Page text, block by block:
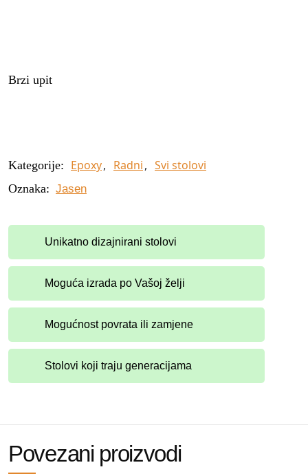
Brzi upit
Kategorije: Epoxy, Radni, Svi stolovi
Oznaka: Jasen
Unikatno dizajnirani stolovi
Moguća izrada po Vašoj želji
Mogućnost povrata ili zamjene
Stolovi koji traju generacijama
Povezani proizvodi